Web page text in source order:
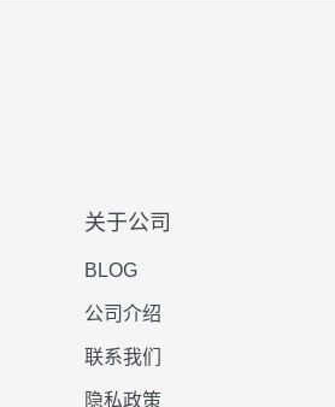
关于公司
BLOG
公司介绍
联系我们
隐私政策